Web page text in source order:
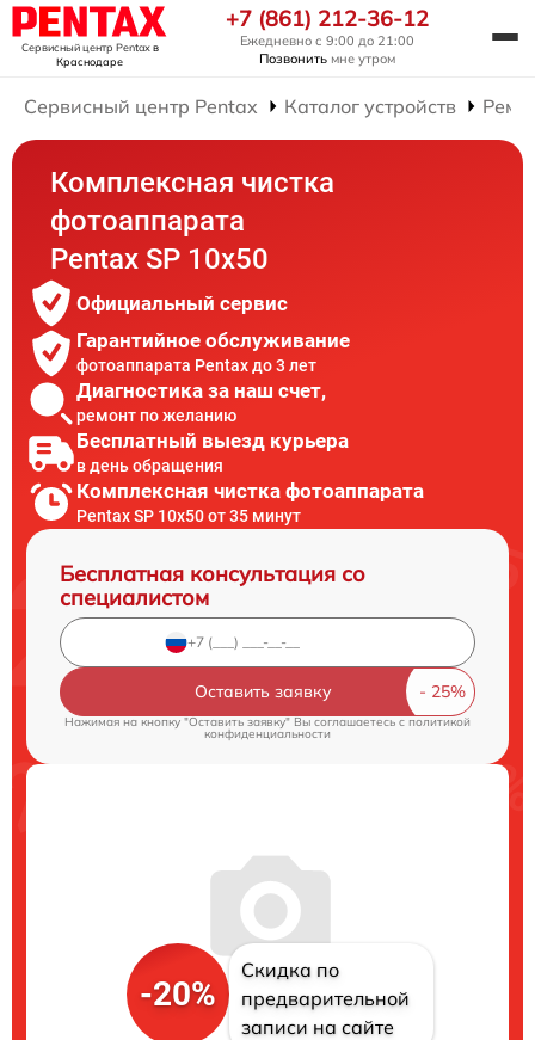
Сервисный центр Pentaxв
Краснодаре
+7 (861) 212-36-12
Ежедневно с 9:00 до 21:00
Позвонить мне утром
Сервисный центр Pentax Каталог устройств
Комплексная чистка
фотоаппарата
Pentax SP 10x50
Официальный сервис
Гарантийное обслуживание
фотоаппарата Pentax до 3 лет
Диагностика за наш счет,
ремонт по желанию
Бесплатный выезд курьера
в день обращения
Комплексная чистка фотоаппарата
Pentax SP 10x50 от 35 минут
Бесплатная консультация со
специалистом
Оставить заявку
Нажимая на кнопку "Оставить заявку" Вы соглашаетесь cполитикой
конфиденциальности
-20%
Скидка по
предварительной
записи на сайте